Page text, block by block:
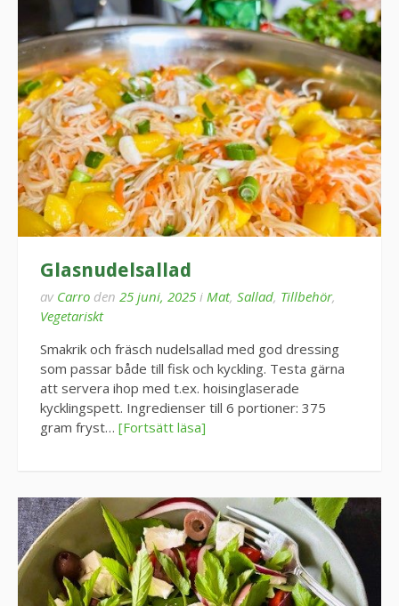
Glasnudelsallad
av Carro den 25 juni, 2025 i Mat, Sallad, Tillbehör,
Vegetariskt
Smakrik och fräsch nudelsallad med god dressing
som passar både till fisk och kyckling. Testa gärna
att servera ihop med t.ex. hoisinglaserade
kycklingspett. Ingredienser till 6 portioner: 375
gram fryst… [Fortsätt läsa]